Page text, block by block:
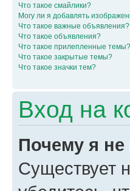
Что такое смайлики?
Могу ли я добавлять
Что такое важные объявления?
Что такое объявления?
Что такое прилепленные темы?
Что такое закрытые темы?
Что такое значки тем?
Вход на
Почему я не
Существует